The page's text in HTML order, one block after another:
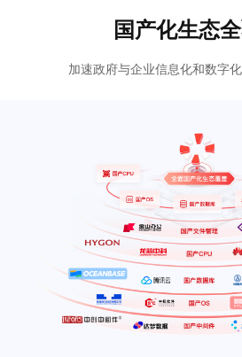
国产化生态
加速政府与企业信息化和数字